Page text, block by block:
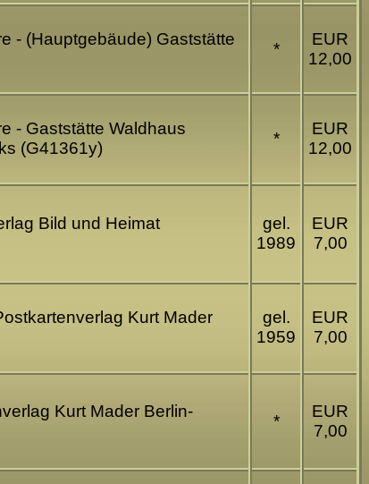
- (Hauptgebäude) Gaststätte
*
EUR
12,00
- Gaststätte Waldhaus
(G41361y)
*
EUR
12,00
Bild und Heimat
gel.
1989
EUR
7,00
Kurt Mader
gel.
1959
EUR
7,00
Kurt Mader Berlin-
*
EUR
7,00